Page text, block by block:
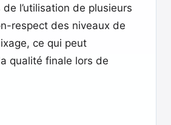
l’utilisation de plusieurs
respect des niveaux de
ce qui peut
qualité finale lors de